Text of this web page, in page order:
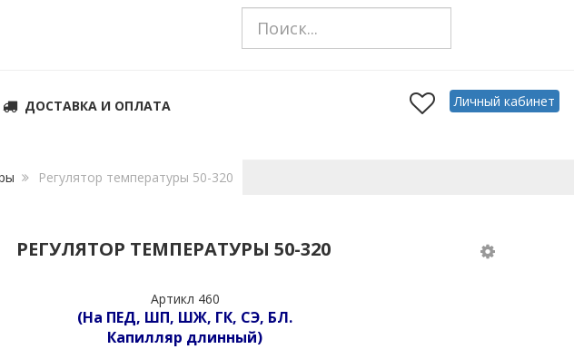
ДОСТАВКА И ОПЛАТА
Личный кабинет
Регулятор температуры 50-320
РЕГУЛЯТОР ТЕМПЕРАТУРЫ 50-320
Артикл 460
(На ПЕД, ШП, ШЖ, ГК, СЭ, БЛ.
Капилляр длинный)